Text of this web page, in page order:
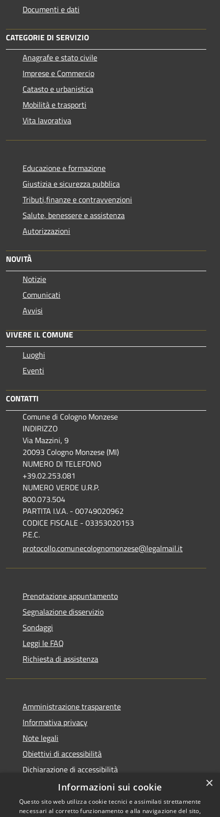
Documenti e dati
CATEGORIE DI SERVIZIO
Anagrafe e stato civile
Imprese e Commercio
Catasto e urbanistica
Mobilità e trasporti
Vita lavorativa
Educazione e formazione
Giustizia e sicurezza pubblica
Tributi,finanze e contravvenzioni
Salute, benessere e assistenza
Autorizzazioni
NOVITÀ
Notizie
Comunicati
Avvisi
VIVERE IL COMUNE
Luoghi
Eventi
CONTATTI
Comune di Cologno Monzese
INDIRIZZO
Via Mazzini, 9
20093 Cologno Monzese (MI)
NUMERO DI TELEFONO
+39.02.253.081
NUMERO VERDE U.R.P.
800.073.504
PARTITA I.V.A. - 00749020962
CODICE FISCALE - 03353020153
P.E.C.
protocollo.comunecolognomonzese@legalmail.it
Prenotazione appuntamento
Segnalazione disservizio
Sondaggi
Leggi le FAQ
Richiesta di assistenza
Amministrazione trasparente
Informativa privacy
Note legali
Obiettivi di accessibilità
Dichiarazione di accessibilità
Open Data
×
Informazioni sui cookie
Questo sito web utilizza cookie tecnici e assimilati strettamente
necessari al corretto funzionamento e alla navigazione del sito,